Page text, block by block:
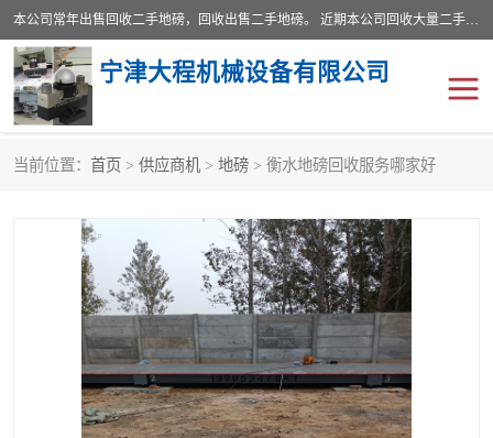
本公司常年出售回收二手地磅，回收出售二手地磅。 近期本公司回收大量二手地磅，型号齐全，宽度从2米到3.5米，长度5米到25米，承重吨位从10到200吨，成色7—9成新。 ? 使用年限6个月至2年，产品来源于个人闲置品，工矿企业停用品，因小换大而来。 精准度和新的一样， 二手地磅是内行人的选择，打个电话就省钱朋友您好等什么
宁津大程机械设备有限公司
当前位置： 首页 > 供应商机 > 地磅 > 衡水地磅回收服务哪家好
地磅传感器 废纸打包机
烘干机 食品烘干机
装载机电子秤 输送机
半自动输送机 全自动输送机